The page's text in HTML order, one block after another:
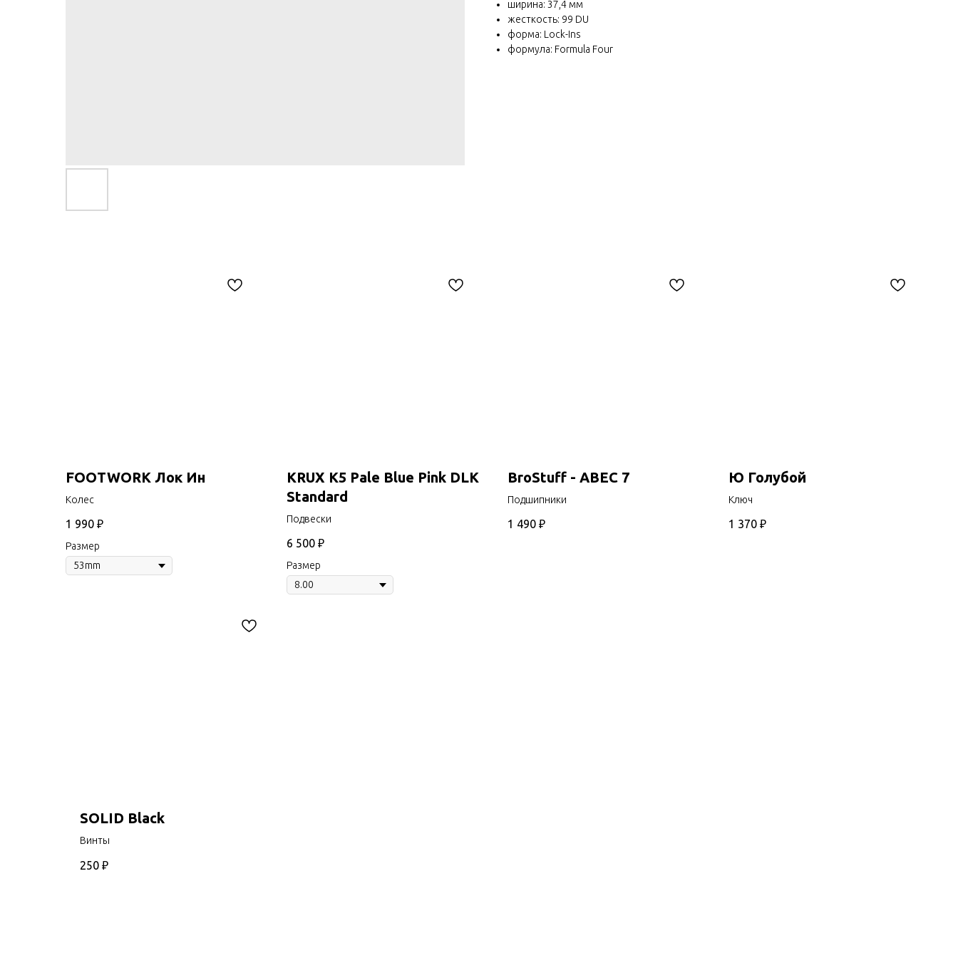
ширина: 37,4 мм
жесткость: 99 DU
форма: Lock-Ins
формула: Formula Four
FOOTWORK Лок Ин
Колес
1 990 ₽
Размер
KRUX K5 Pale Blue Pink DLK
Standard
Подвески
6 500 ₽
Размер
BroStuff - ABEC 7
Подшипники
1 490 ₽
Ю Голубой
Ключ
1 370 ₽
SOLID Black
Винты
250 ₽